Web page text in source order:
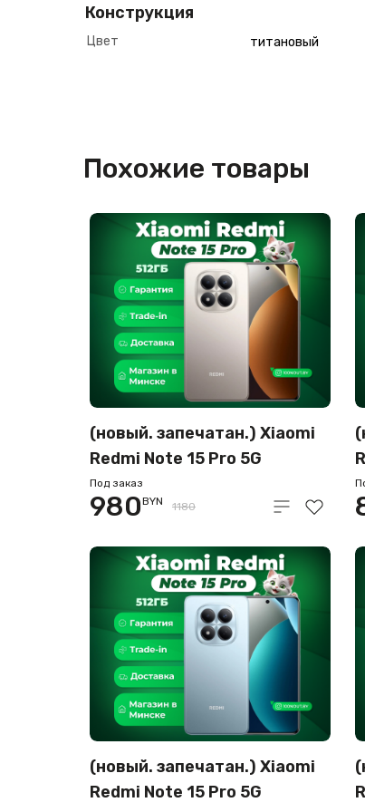
Конструкция
Цвет титановый
Похожие товары
(новый. запечатан.) Xiaomi
Redmi Note 15 Pro 5G
8GB/512GB международная
версия (титановый)
Под заказ
980BYN 1180
(новый. запечатан.) Xiaomi
Redmi Note 15 Pro 5G